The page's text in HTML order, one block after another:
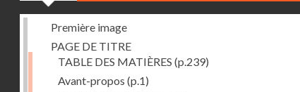
Première image
PAGE DE TITRE
TABLE DES MATIÈRES (p.239)
Avant-propos (p.1)